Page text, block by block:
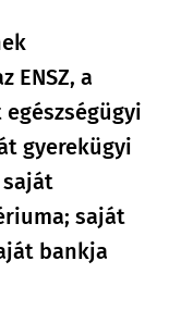
ENSZ, a
gyerekügyi
saját
saját
bankja